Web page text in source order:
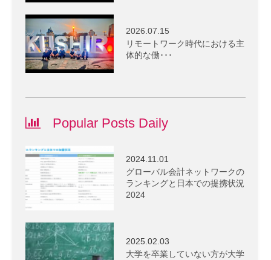
2026.07.15
リモートワーク時代における主
体的な働･･･
Popular Posts Daily
2024.11.01
グローバル会計ネットワークの
ランキングと日本での提携状況
2024
2025.02.03
大学を卒業していない方が大学